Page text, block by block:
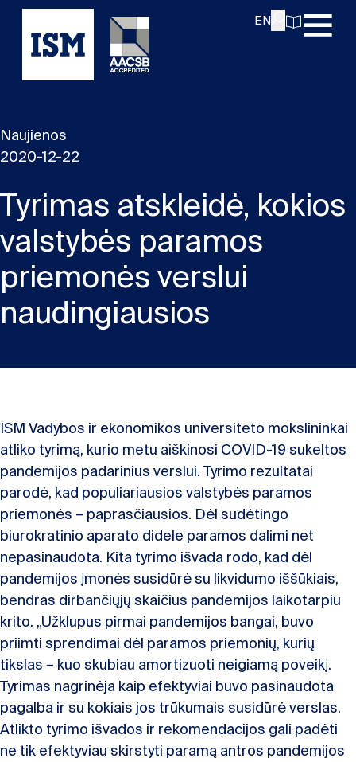
EN
Tyrimas atskleidė, kokios
valstybės paramos
priemonės verslui
naudingiausios
Naujienos
2020-12-22
ISM Vadybos ir ekonomikos universiteto mokslininkai
atliko tyrimą, kurio metu aiškinosi COVID-19 sukeltos
pandemijos padarinius verslui. Tyrimo rezultatai
parodė, kad populiariausios valstybės paramos
priemonės – paprasčiausios. Dėl sudėtingo
biurokratinio aparato didele paramos dalimi net
nepasinaudota. Kita tyrimo išvada rodo, kad dėl
pandemijos įmonės susidūrė su likvidumo iššūkiais,
bendras dirbančiųjų skaičius pandemijos laikotarpiu
krito. „Užklupus pirmai pandemijos bangai, buvo
priimti sprendimai dėl paramos priemonių, kurių
tikslas – kuo skubiau amortizuoti neigiamą poveikį.
Tyrimas nagrinėja kaip efektyviai buvo pasinaudota
pagalba ir su kokiais jos trūkumais susidūrė verslas.
Atlikto tyrimo išvados ir rekomendacijos gali padėti
ne tik efektyviau skirstyti paramą antros pandemijos